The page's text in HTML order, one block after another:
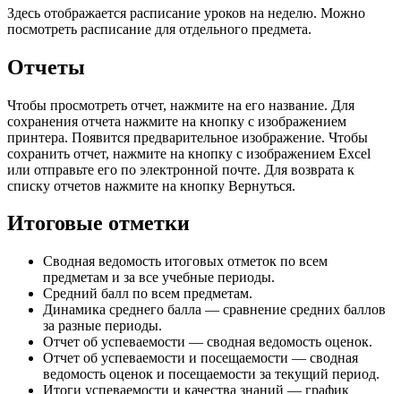
Здесь отображается расписание уроков на неделю. Можно
посмотреть расписание для отдельного предмета.
Отчеты
Чтобы просмотреть отчет, нажмите на его название. Для
сохранения отчета нажмите на кнопку с изображением
принтера. Появится предварительное изображение. Чтобы
сохранить отчет, нажмите на кнопку с изображением Excel
или отправьте его по электронной почте. Для возврата к
списку отчетов нажмите на кнопку Вернуться.
Итоговые отметки
Сводная ведомость итоговых отметок по всем
предметам и за все учебные периоды.
Средний балл по всем предметам.
Динамика среднего балла — сравнение средних баллов
за разные периоды.
Отчет об успеваемости — сводная ведомость оценок.
Отчет об успеваемости и посещаемости — сводная
ведомость оценок и посещаемости за текущий период.
Итоги успеваемости и качества знаний — график